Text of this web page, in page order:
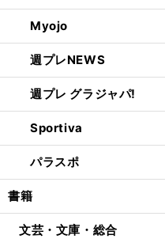
Myojo
週プレNEWS
週プレ グラジャパ!
Sportiva
パラスポ
書籍
文芸・文庫・総合